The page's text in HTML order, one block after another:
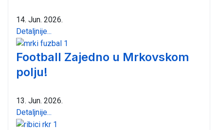
14. Jun. 2026.
Detaljnije...
Football Zajedno u Mrkovskom
polju!
13. Jun. 2026.
Detaljnije...